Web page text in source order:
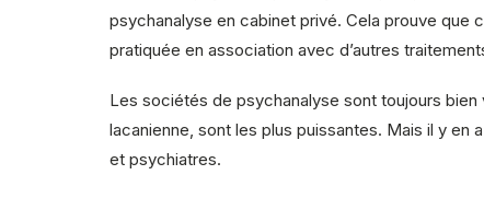
psychanalyse en cabinet privé. Cela prouve que
pratiquée en association avec d’autres
Les sociétés de psychanalyse sont toujours bien
lacanienne, sont les plus puissantes. Mais il y en
et psychiatres.